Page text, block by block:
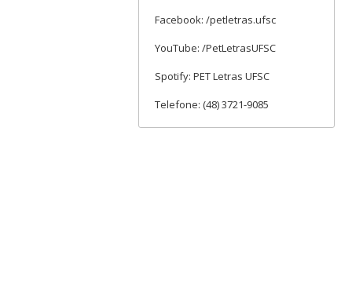
Facebook: /petletras.ufsc
YouTube: /PetLetrasUFSC
Spotify: PET Letras UFSC
Telefone: (48) 3721-9085